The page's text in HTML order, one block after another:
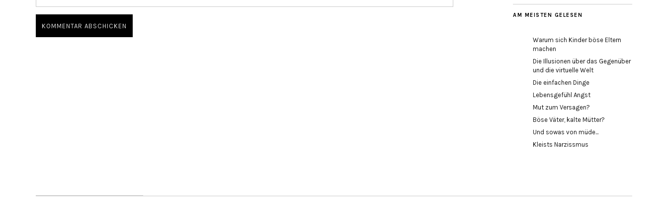
AM MEISTEN GELESEN
Warum sich Kinder böse Eltern
machen
Die Illusionen über das Gegenüber
und die virtuelle Welt
Die einfachen Dinge
Lebensgefühl Angst
Mut zum Versagen?
Böse Väter, kalte Mütter?
Und sowas von müde...
Kleists Narzissmus